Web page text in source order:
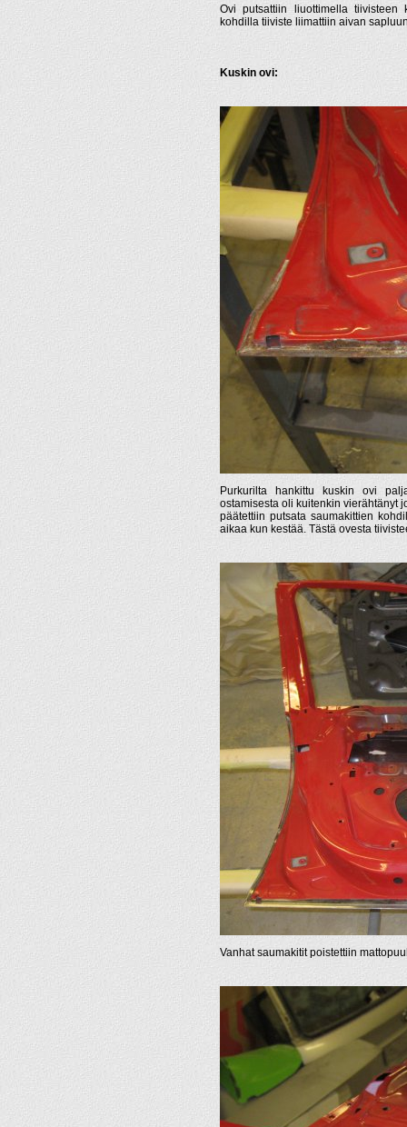
Ovi putsattiin liuottimella tiivisteen
kohdilla tiiviste liimattiin aivan
Kuskin ovi:
Purkurilta hankittu kuskin ovi
ostamisesta oli kuitenkin vierähtänyt
päätettiin putsata saumakittien
aikaa kun kestää. Tästä ovesta
Vanhat saumakitit poistettiin